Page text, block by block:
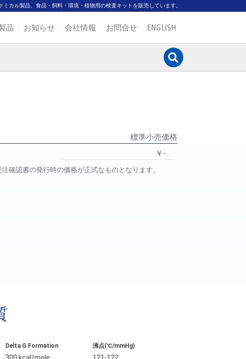
カル製品、食品・飼料・環境・植物用の検査キットを販売しています。
品 お知らせ 会社情報 お問合せ ENGLISH
標準小売価格
￥-
確認書の発行時の価格が正式なものとなります。
Delta G Formation 沸点(℃/mmHg)